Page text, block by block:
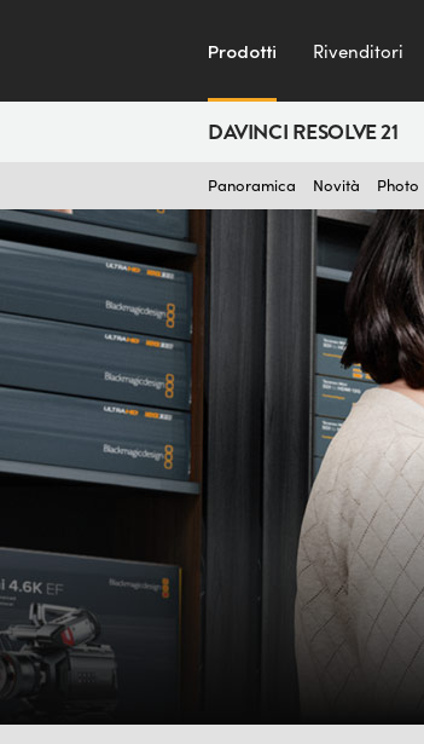
Prodotti Rivenditori
DAVINCI RESOLVE 21
Panoramica Novità Photo